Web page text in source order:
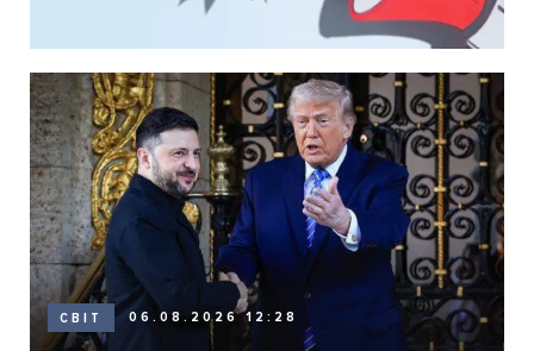
СВІТ 06.08.2026 12:28